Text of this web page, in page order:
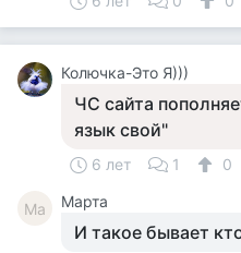
Колючка-Это Я)))
ЧС сайта
язык свой"
6 лет 1 0
Ма Марта
И такое бывает